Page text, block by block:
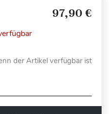
97,90 €
der Artikel verfügbar ist